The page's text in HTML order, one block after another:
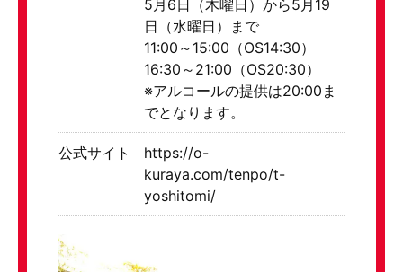
5月6日（木曜日）から5月19
日（水曜日）まで
11:00～15:00（OS14:30）
16:30～21:00（OS20:30）
※アルコールの提供は20:00ま
でとなります。
公式サイト
https://o-
kuraya.com/tenpo/t-
yoshitomi/